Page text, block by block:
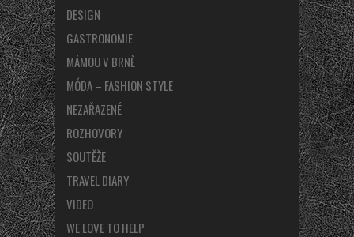
DESIGN
GASTRONOMIE
MÁMOU V BRNĚ
MÓDA – FASHION STYLE
NEZAŘAZENÉ
ROZHOVORY
SOUTĚŽE
TRAVEL DIARY
VIDEO
WE LOVE TO HELP